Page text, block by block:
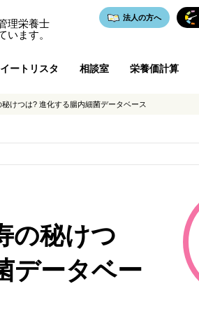
理栄養士
います。
法人の方へ
イートリスタ 相談室 栄養価計算
けつは? 進化する腸内細菌データベース
の秘けつ
データベー